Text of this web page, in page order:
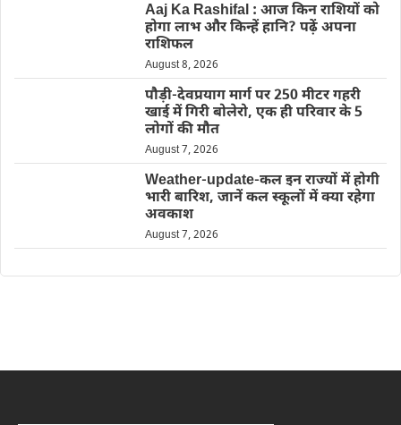
Aaj Ka Rashifal : आज किन राशियों को
होगा लाभ और किन्हें हानि? पढ़ें अपना
राशिफल
August 8, 2026
पौड़ी-देवप्रयाग मार्ग पर 250 मीटर गहरी
खाई में गिरी बोलेरो, एक ही परिवार के 5
लोगों की मौत
August 7, 2026
Weather-update-कल इन राज्यों में होगी
भारी बारिश, जानें कल स्कूलों में क्या रहेगा
अवकाश
August 7, 2026